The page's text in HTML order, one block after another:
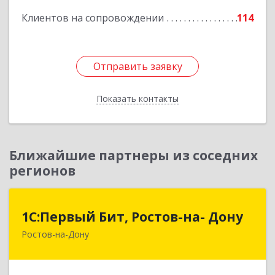
Клиентов на сопровождении 114
Отправить заявку
Показать контакты
Отправить заявку
Назад
Ближайшие партнеры из соседних
регионов
1С:Первый Бит, Ростов-на- Дону
Ростов-на-Дону
1С:Первый Бит, Ростов-на- Дону
344091, Ростовская обл, Ростов-на-Дону г,